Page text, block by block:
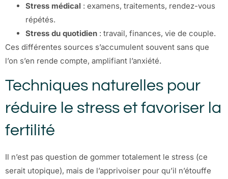
Stress médical : examens, traitements, rendez-vous
répétés.
Stress du quotidien : travail, finances, vie de couple.
Ces différentes sources s’accumulent souvent sans que
l’on s’en rende compte, amplifiant l’anxiété.
Techniques naturelles pour
réduire le stress et favoriser la
fertilité
Il n’est pas question de gommer totalement le stress (ce
serait utopique), mais de l’apprivoiser pour qu’il n’étouffe